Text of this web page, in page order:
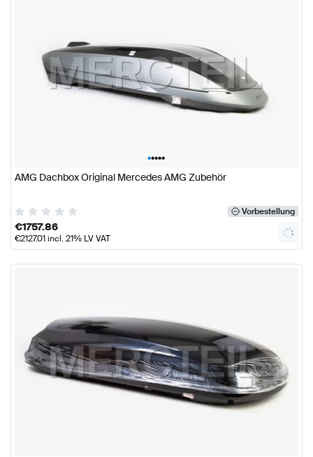
•••••
AMG Dachbox Original Mercedes AMG Zubehör
Vorbestellung
€1757.86
€2127.01incl. 21% LV VAT